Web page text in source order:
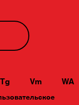
Tg Vm WA